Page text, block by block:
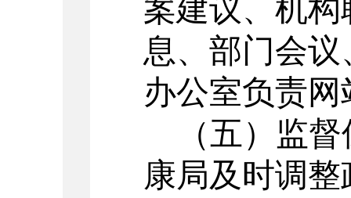
案建议、机构
息、 部门会议
办公室负责网
（五） 监
康局及时调